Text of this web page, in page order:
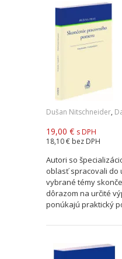
Dušan Nitschneider,
19,00 € s DPH
18,10 € bez DPH
Autori so
oblasť spracovali do
vybrané témy
dôrazom na určité
ponúkajú praktický